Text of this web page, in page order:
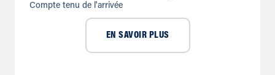
Compte tenu de l'arrivée
EN SAVOIR PLUS